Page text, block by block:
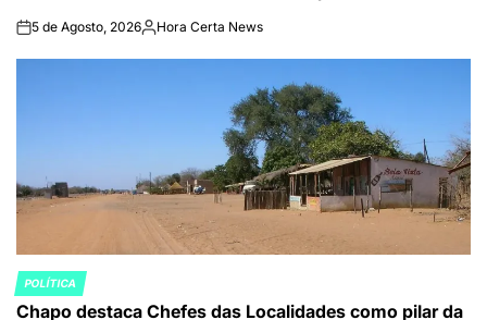
on5 de Agosto, 2026Publicado
Hora Certa News
POSTED
IN
POLÍTICA
Chapo destaca Chefes das Localidades como pilar da